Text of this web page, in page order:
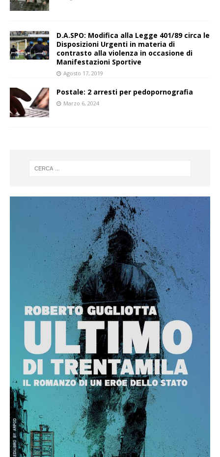
D.A.SPO: Modifica alla Legge 401/89 circa le
Disposizioni Urgenti in materia di
contrasto alla violenza in occasione di
Manifestazioni Sportive
Agosto 17, 2019
Postale: 2 arresti per pedopornografia
Marzo 6, 2024